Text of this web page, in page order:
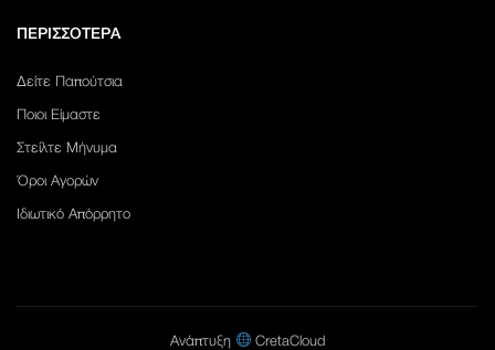
ΠΕΡΙΣΣΟΤΕΡΑ
Δείτε Παπούτσια
Ποιοι Είμαστε
Στείλτε Μήνυμα
Όροι Αγορών
Ιδιωτικό Απόρρητο
Ανάπτυξη CretaCloud